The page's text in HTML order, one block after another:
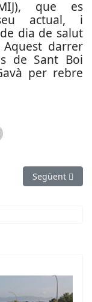
que es
actual, i
dia de salut
darrer
de Sant Boi
per rebre
reclama més
Article
Següent